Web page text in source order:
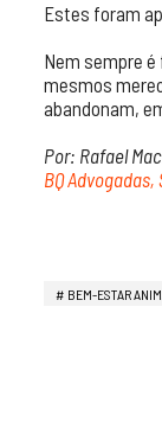
Estes foram
Nem sempre
mesmos
abandonam,
Por: Rafael
BQ Advogadas,
BEM-ESTAR